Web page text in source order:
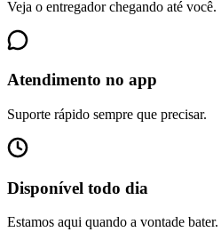
Veja o entregador chegando até você.
Atendimento no app
Suporte rápido sempre que precisar.
Disponível todo dia
Estamos aqui quando a vontade bater.